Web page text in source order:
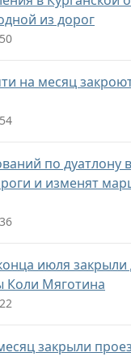
из дорог
на месяц
по дуатлону
и изменят
июля закрыли
Коли Мяготина
закрыли